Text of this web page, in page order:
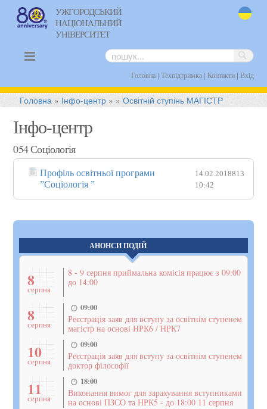
УЖГОРОДСЬКИЙ
НАЦІОНАЛЬНИЙ
УНІВЕРСИТЕТ
Головна| Техпідтримка| Контакти| Вхід
Головна » Інфо-центр » »Освітній ступінь МАГІСТР
Інфо-центр
054 Соціологія
Профіль освітньої програми
”Соціологія ”
14.02.2018
10:42
813
АНОНСИ ПОДІЙ
8
серпня
8 - 9 серпня приймальна комісія працює з 09:00
до 14:00
8
серпня
09:00
Реєстрація заяв для вступу за освітнім ступенем
магістр на основі НРК6 / НРК7
10
серпня
09:00
Реєстрація заяв для вступу за освітнім ступенем
доктор філософії
11
серпня
18:00
Виконання вимог для зарахування вступниками
на основі ПЗСО та НРК5 - до 18:00 11 серпня